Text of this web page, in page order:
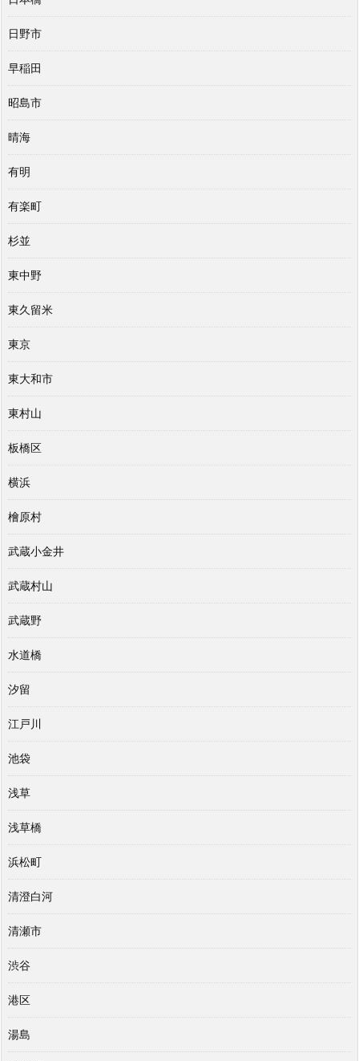
日野市
早稲田
昭島市
晴海
有明
有楽町
杉並
東中野
東久留米
東京
東大和市
東村山
板橋区
横浜
檜原村
武蔵小金井
武蔵村山
武蔵野
水道橋
汐留
江戸川
池袋
浅草
浅草橋
浜松町
清澄白河
清瀬市
渋谷
港区
湯島